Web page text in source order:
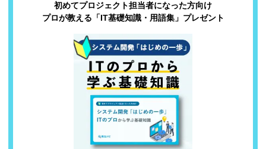
初めてプロジェクト担当者になった方向け
プロが教える「IT基礎知識・用語集」プレゼント